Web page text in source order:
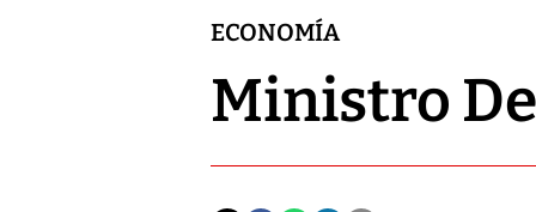
ECONOMÍA
Ministro